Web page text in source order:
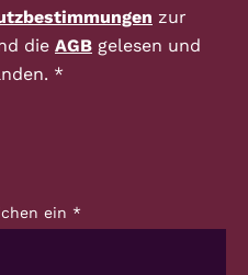
zur
die AGB gelesen und
*
ein *